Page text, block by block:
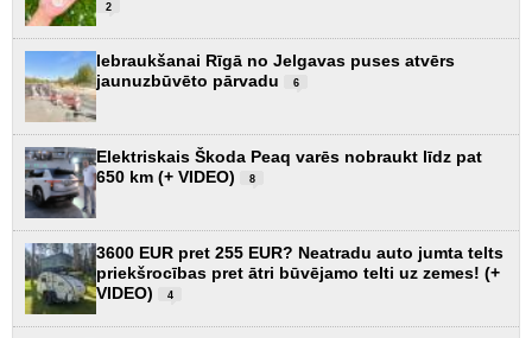
2
Iebraukšanai Rīgā no Jelgavas puses atvērs
jaunuzbūvēto pārvadu
6
Elektriskais Škoda Peaq varēs nobraukt līdz pat
650 km (+ VIDEO)
8
3600 EUR pret 255 EUR? Neatradu auto jumta telts
priekšrocības pret ātri būvējamo telti uz zemes! (+
VIDEO)
4